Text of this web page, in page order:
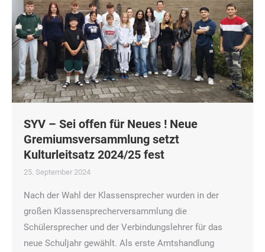
SYV – Sei offen für Neues ! Neue
Gremiumsversammlung setzt
Kulturleitsatz 2024/25 fest
25. September 2024
Nach der Wahl der Klassensprecher wurden in der
großen Klassensprecherversammlung die
Schülersprecher und der Verbindungslehrer für das
neue Schuljahr gewählt. Als erste Amtshandlung